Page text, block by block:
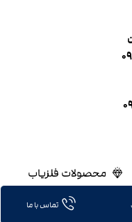
محصولات فلزیاب
تماس با ما